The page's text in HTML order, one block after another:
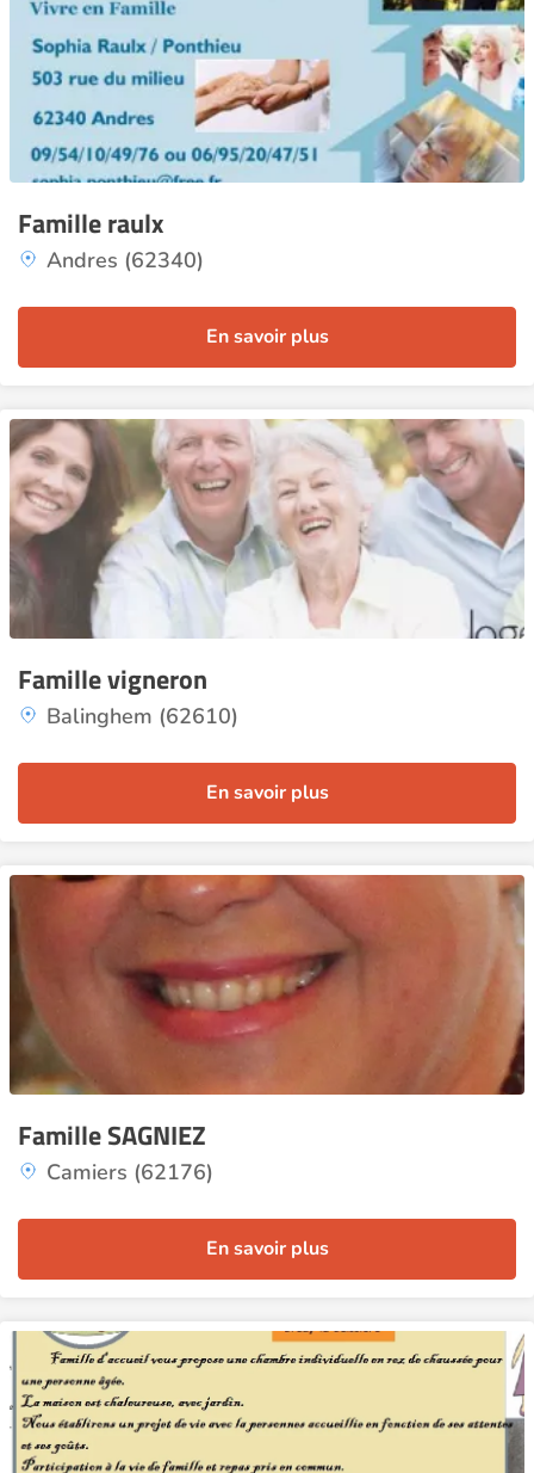
Famille raulx
Andres (62340)
En savoir plus
Famille vigneron
Balinghem (62610)
En savoir plus
Famille SAGNIEZ
Camiers (62176)
En savoir plus